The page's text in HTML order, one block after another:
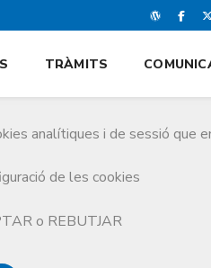
analítiques i de sessió que
de les cookies
o REBUTJAR
TRÀMITS